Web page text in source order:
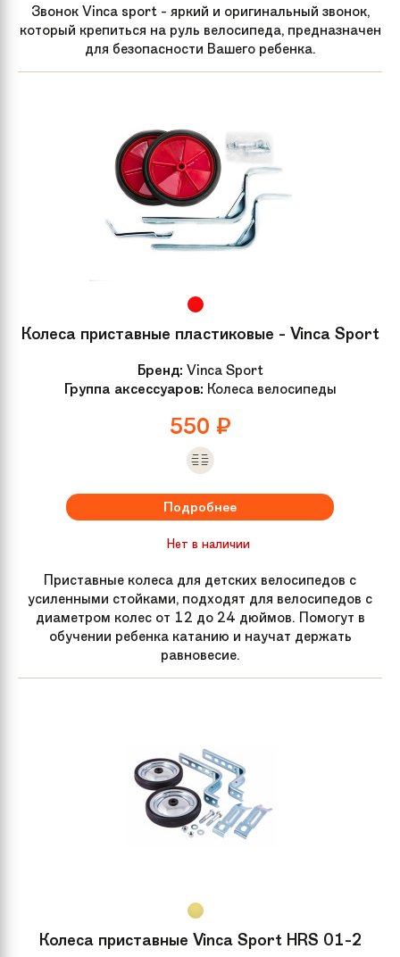
Звонок Vinca sport - яркий и оригинальный звонок,
который крепиться на руль велосипеда, предназначен
для безопасности Вашего ребенка.
Колеса приставные пластиковые - Vinca Sport
Бренд: Vinca Sport
Группа аксессуаров: Колеса велосипеды
550 ₽
Подробнее
Нет в наличии
Приставные колеса для детских велосипедов с
усиленными стойками, подходят для велосипедов с
диаметром колес от 12 до 24 дюймов. Помогут в
обучении ребенка катанию и научат держать
равновесие.
Колеса приставные Vinca Sport HRS 01-2